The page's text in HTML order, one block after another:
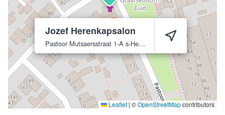
Jozef Herenkapsalon
Pastoor Mutsaersstraat 1-A s-Hertogenbosch 5213 VP
Leaflet | ©OpenStreetMapcontributors